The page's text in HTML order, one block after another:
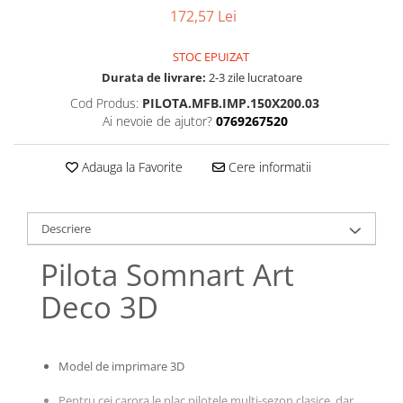
100x200cm
160x200cm
200x200cm
200x220cm
Tipul cearceafului de pat
Cu elastic
Normal - fara elastic
Neagra
172,57 Lei
STOC EPUIZAT
Durata de livrare: 2-3 zile lucratoare
Cod Produs: PILOTA.MFB.IMP.150X200.03
Ai nevoie de ajutor? 0769267520
Adauga la Favorite Cere informatii
Descriere
Pilota Somnart Art
Deco 3D
Model de imprimare 3D